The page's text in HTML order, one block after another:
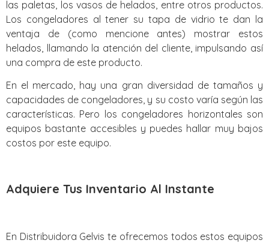
las paletas, los vasos de helados, entre otros productos.
Los congeladores al tener su tapa de vidrio te dan la
ventaja de (como mencione antes) mostrar estos
helados, llamando la atención del cliente, impulsando así
una compra de este producto.
En el mercado, hay una gran diversidad de tamaños y
capacidades de congeladores, y su costo varía según las
características. Pero los congeladores horizontales son
equipos bastante accesibles y puedes hallar muy bajos
costos por este equipo.
Adquiere Tus Inventario Al Instante
En Distribuidora Gelvis te ofrecemos todos estos equipos